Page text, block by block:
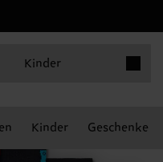
Kinder
Kinder Geschenke